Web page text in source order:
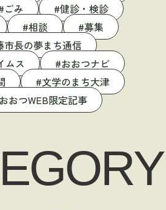
ごみ
健診・検診
相談
募集
市長の夢まち通信
ムス
おおつナビ
文学のまち大津
おつWEB限定記事